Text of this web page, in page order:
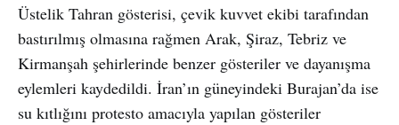
Üstelik Tahran gösterisi, çevik kuvvet ekibi tarafından
bastırılmış olmasına rağmen Arak, Şiraz, Tebriz ve
Kirmanşah şehirlerinde benzer gösteriler ve dayanışma
eylemleri kaydedildi. İran’ın güneyindeki Burajan’da ise
su kıtlığını protesto amacıyla yapılan gösteriler